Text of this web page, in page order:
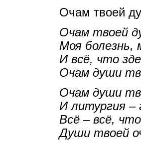
Очам твоей
Очам твоей
Моя болезнь,
И всё, что
Очам души
Очам души
И литургия –
Всё – всё,
Души твоей